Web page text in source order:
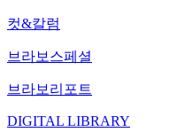
컷&칼럼
브라보스페셜
브라보리포트
DIGITAL LIBRARY